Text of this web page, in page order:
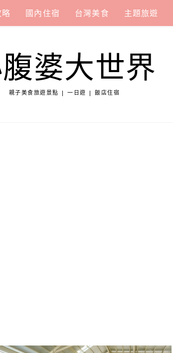
國內住宿 台灣美食 主題旅遊
婆大世界
親子美食旅遊景點 | 一日遊 | 飯店住宿